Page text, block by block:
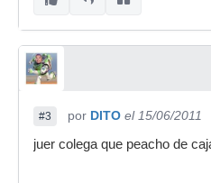
#3 por DITO el 15/06/2011
juer colega que peacho de